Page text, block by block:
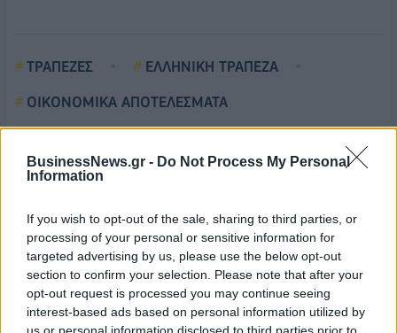
BusinessNews.gr - Do Not Process My Personal
Information
If you wish to opt-out of the sale, sharing to third parties, or
processing of your personal or sensitive information for
targeted advertising by us, please use the below opt-out
section to confirm your selection. Please note that after your
opt-out request is processed you may continue seeing
interest-based ads based on personal information utilized by
ΤΡΑΠΕΖΕΣ
ΕΛΛΗΝΙΚΗ ΤΡΑΠΕΖΑ
ΟΙΚΟΝΟΜΙΚΑ ΑΠΟΤΕΛΕΣΜΑΤΑ